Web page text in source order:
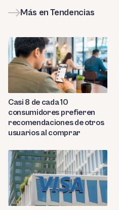
Más en Tendencias
Casi 8 de cada 10
consumidores prefieren
recomendaciones de otros
usuarios al comprar